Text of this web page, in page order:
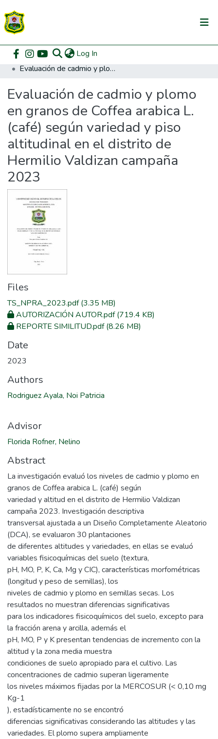
Log In
Communities & Collections
All of DSpace
DSpace Statistics
Home Posgrado
Evaluación de cadmio y plomo en granos de Coffea arabica L. (café) según variedad y piso altitudinal en el distrito de Hermilio Valdizan campaña 2023
Evaluación de cadmio y plomo
en granos de Coffea arabica L.
(café) según variedad y piso
altitudinal en el distrito de
Hermilio Valdizan campaña
2023
Files
TS_NPRA_2023.pdf(3.35 MB)
AUTORIZACIÓN AUTOR.pdf(719.4 KB)
REPORTE SIMILITUD.pdf(8.26 MB)
Date
2023
Authors
Rodriguez Ayala, Noi Patricia
Advisor
Florida Rofner, Nelino
Abstract
La investigación evaluó los niveles de cadmio y plomo en
granos de Coffea arabica L. (café) según
variedad y altitud en el distrito de Hermilio Valdizan
campaña 2023. Investigación descriptiva
transversal ajustada a un Diseño Completamente Aleatorio
(DCA), se evaluaron 30 plantaciones
de diferentes altitudes y variedades, en ellas se evaluó
variables fisicoquímicas del suelo (textura,
pH, MO, P, K, Ca, Mg y CIC), características morfométricas
(longitud y peso de semillas), los
niveles de cadmio y plomo en semillas secas. Los
resultados no muestran diferencias significativas
para los indicadores fisicoquímicos del suelo, excepto para
la fracción arena y arcilla, además el
pH, MO, P y K presentan tendencias de incremento con la
altitud y la zona media muestra
condiciones de suelo apropiado para el cultivo. Las
concentraciones de cadmio superan ligeramente
los niveles máximos fijadas por la MERCOSUR (< 0,10 mg
Kg-1
), estadísticamente no se encontró
diferencias significativas considerando las altitudes y las
variedades. El plomo supera ampliamente